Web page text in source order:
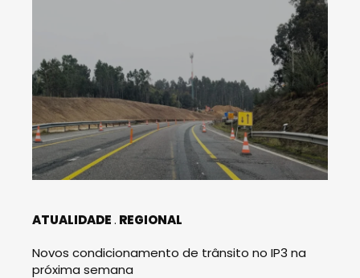
ATUALIDADE REGIONAL
Novos condicionamento de trânsito no IP3 na
próxima semana